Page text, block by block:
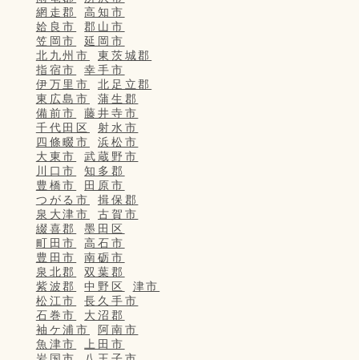
網走郡
高知市
姶良市
郡山市
笠岡市
延岡市
北九州市
東茨城郡
指宿市
幸手市
伊万里市
北足立郡
東広島市
蒲生郡
備前市
藤井寺市
千代田区
射水市
四條畷市
浜松市
大東市
武蔵野市
川口市
知多郡
豊橋市
田原市
つがる市
揖保郡
泉大津市
古賀市
綴喜郡
墨田区
町田市
高石市
豊田市
南砺市
泉北郡
双葉郡
紫波郡
中野区
津市
松江市
長久手市
石巻市
大沼郡
袖ケ浦市
阿南市
魚津市
上田市